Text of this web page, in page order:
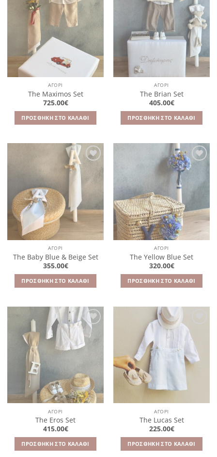
Πρόσθήκη
επιθυμιών
ΑΓΌΡΙ
The Maximos Set
725.00€
ΠΡΟΣΘΉΚΗ ΣΤΟ ΚΑΛΆΘΙ
Πρόσθήκη
στην
λίστα
επιθυμιών
ΑΓΌΡΙ
The Brian Set
405.00€
ΠΡΟΣΘΉΚΗ ΣΤΟ ΚΑΛΆΘΙ
Πρόσθήκη
στην
ΑΓΌΡΙ
The Baby Blue & Βeige Set
355.00€
ΠΡΟΣΘΉΚΗ ΣΤΟ ΚΑΛΆΘΙ
Πρόσθήκη
επιθυμιών
ΑΓΌΡΙ
The Yellow Blue Set
320.00€
ΠΡΟΣΘΉΚΗ ΣΤΟ ΚΑΛΆΘΙ
Πρόσθήκη
στην
λίστα
επιθυμιών
ΑΓΌΡΙ
The Eros Set
415.00€
ΠΡΟΣΘΉΚΗ ΣΤΟ ΚΑΛΆΘΙ
Πρόσθήκη
στην
λίστα
επιθυμιών
ΑΓΌΡΙ
The Lucas Set
225.00€
ΠΡΟΣΘΉΚΗ ΣΤΟ ΚΑΛΆΘΙ